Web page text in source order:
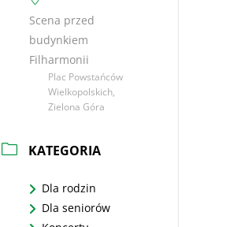
Scena przed
budynkiem
Filharmonii
Plac Powstańców
Wielkopolskich,
Zielona Góra
KATEGORIA
Dla rodzin
Dla seniorów